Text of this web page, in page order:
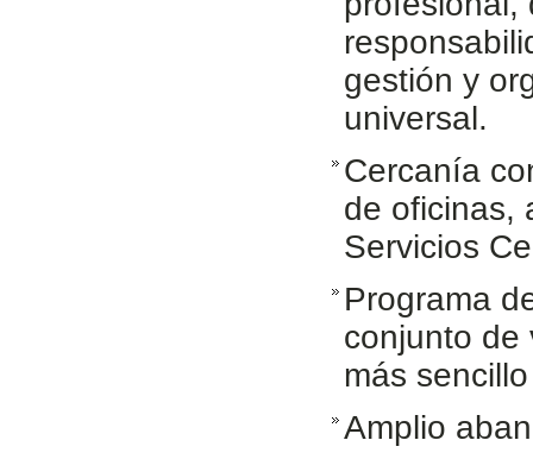
gestión y
universal.
Cercanía
de oficinas,
Servicios
Programa
conjunto de
más
Amplio